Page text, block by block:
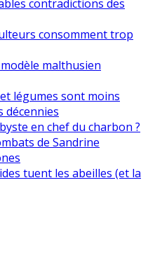
contradictions des
consomment trop
malthusien
légumes sont moins
décennies
en chef du charbon ?
de Sandrine
tuent les abeilles (et la